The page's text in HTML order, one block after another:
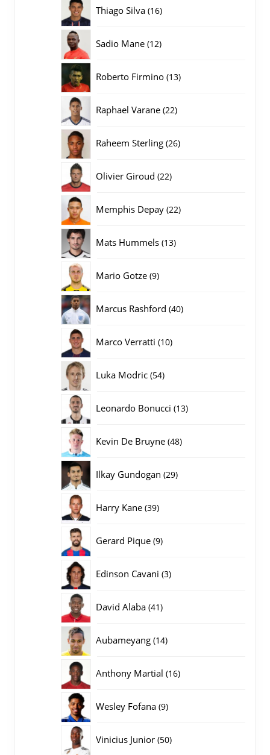
Thiago Silva 1616
Sadio Mane 1212
Roberto Firmino 1313
Raphael Varane 2222
Raheem Sterling 2626
Olivier Giroud 2222
Memphis Depay 2222
Mats Hummels 1313
Mario Gotze 99
Marcus Rashford 4040
Marco Verratti 1010
Luka Modric 5454
Leonardo Bonucci 1313
Kevin De Bruyne 4848
Ilkay Gundogan 2929
Harry Kane 3939
Gerard Pique 99
Edinson Cavani 33
David Alaba 4141
Aubameyang 1414
Anthony Martial 1616
Wesley Fofana 99
Vinicius Junior 5050